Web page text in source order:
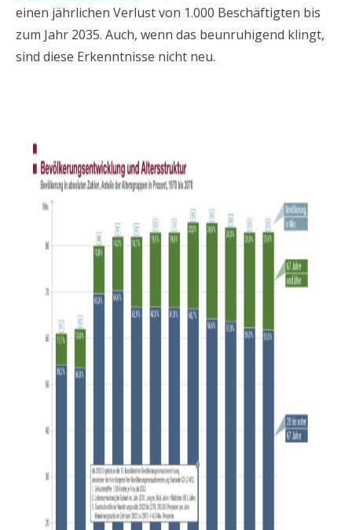
einen jährlichen Verlust von 1.000 Beschäftigten bis
zum Jahr 2035. Auch, wenn das beunruhigend klingt,
sind diese Erkenntnisse nicht neu.